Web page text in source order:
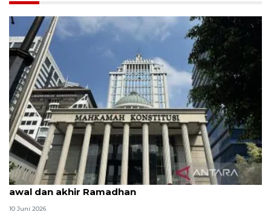
MK uji materi UU Peradilan Agama perihal isbat
awal dan akhir Ramadhan
10 Juni 2026